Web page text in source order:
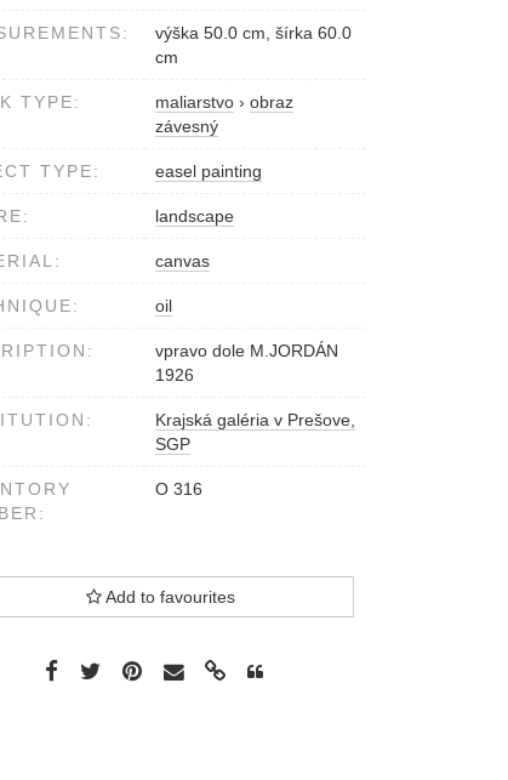
výška 50.0 cm, šírka 60.0
cm
TYPE: maliarstvo › obraz
závesný
TYPE: easel painting
landscape
canvas
oil
vpravo dole M.JORDÁN
1926
Krajská galéria v Prešove,
SGP
O 316
Add to favourites